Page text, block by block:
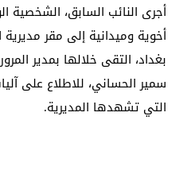
​أجرى النائب السابق، الشخصية
أخوية وميدانية إلى مقر
بغداد، التقى خلالها بمدير
سمير الحساني، للاطلاع على
التي تشهدها المديرية.